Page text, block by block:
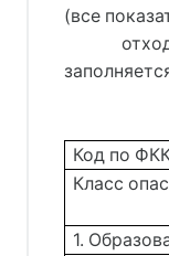
(все
отходов
по
Код по
Класс
1.